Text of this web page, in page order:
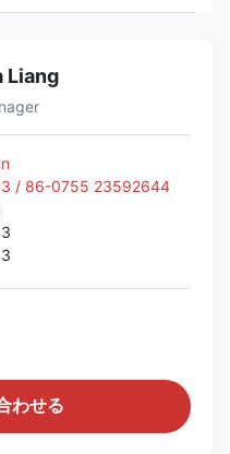
Liang
/ 86-0755 23592644
わせる